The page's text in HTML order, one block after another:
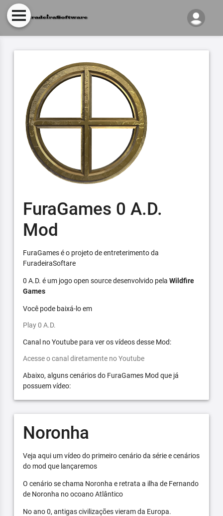
FuraGames 0 A.D.
Mod
FuraGames é o projeto de entreterimento da
FuradeiraSoftare
0 A.D. é um jogo open source desenvolvido pela Wildfire
Games
Você pode baixá-lo em
Play 0 A.D.
Canal no Youtube para ver os vídeos desse Mod:
Acesse o canal diretamente no Youtube
Abaixo, alguns cenários do FuraGames Mod que já
possuem vídeo:
Noronha
Veja aqui um vídeo do primeiro cenário da série e cenários
do mod que lançaremos
O cenário se chama Noronha e retrata a ilha de Fernando
de Noronha no ocoano Atlântico
No ano 0, antigas civilizações vieram da Europa.